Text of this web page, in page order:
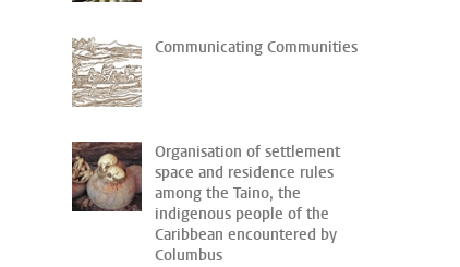
Communicating Communities
Organisation of settlement
space and residence rules
among the Taino, the
indigenous people of the
Caribbean encountered by
Columbus